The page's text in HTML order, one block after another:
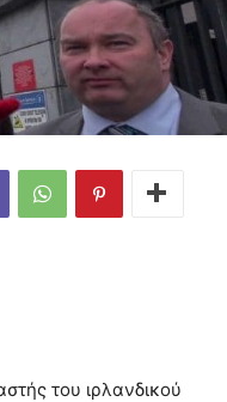
του ιρλανδικού